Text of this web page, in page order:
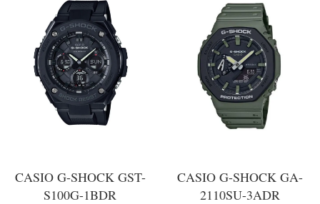
CASIO G-SHOCK GST-
S100G-1BDR
CASIO G-SHOCK GA-
2110SU-3ADR